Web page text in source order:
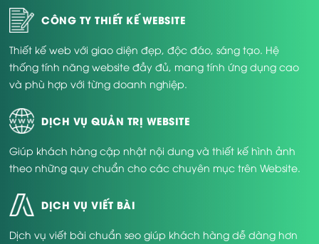
CÔNG TY THIẾT KẾ WEBSITE
Thiết kế web với giao diện đẹp, độc đáo, sáng tạo. Hệ
thống tính năng website đầy đủ, mang tính ứng dụng cao
và phù hợp với từng doanh nghiệp.
DỊCH VỤ QUẢN TRỊ WEBSITE
Giúp khách hàng cập nhật nội dung và thiết kế hình ảnh
theo những quy chuẩn cho các chuyên mục trên Website.
DỊCH VỤ VIẾT BÀI
Dịch vụ viết bài chuẩn seo giúp khách hàng dễ dàng hơn